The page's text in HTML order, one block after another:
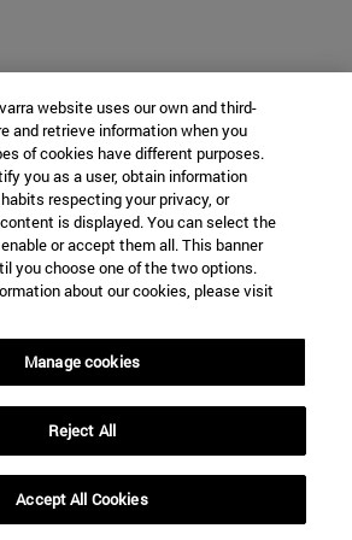
website uses our own and third-
and retrieve information when you
of cookies have different purposes.
you as a user, obtain information
respecting your privacy, or
is displayed. You can select the
or accept them all. This banner
you choose one of the two options.
about our cookies, please visit
Manage cookies
Reject All
Accept All Cookies